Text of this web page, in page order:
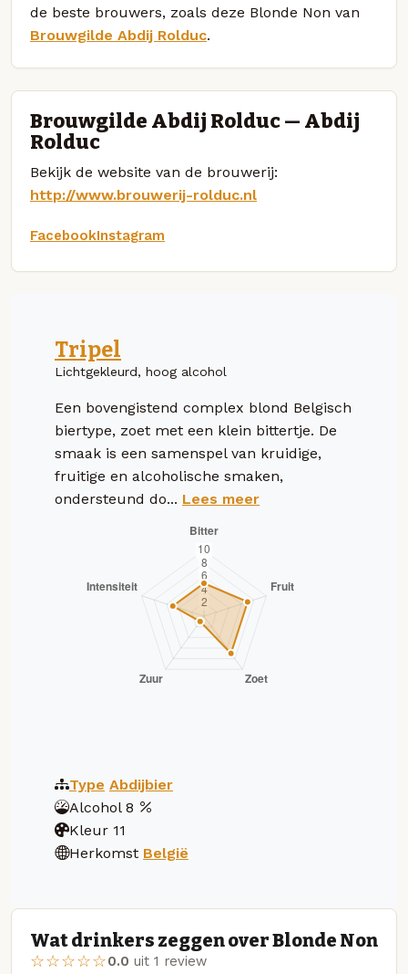
de beste brouwers, zoals deze Blonde Non van
Brouwgilde Abdij Rolduc.
Brouwgilde Abdij Rolduc — Abdij
Rolduc
Bekijk de website van de brouwerij:
http://www.brouwerij-rolduc.nl
FacebookInstagram
Tripel
Lichtgekleurd, hoog alcohol
Een bovengistend complex blond Belgisch
biertype, zoet met een klein bittertje. De
smaak is een samenspel van kruidige,
fruitige en alcoholische smaken,
ondersteund do... Lees meer
Type Abdijbier
Alcohol 8
Kleur 11
Herkomst België
Wat drinkers zeggen over Blonde Non
☆☆☆☆☆0.0 uit 1 review